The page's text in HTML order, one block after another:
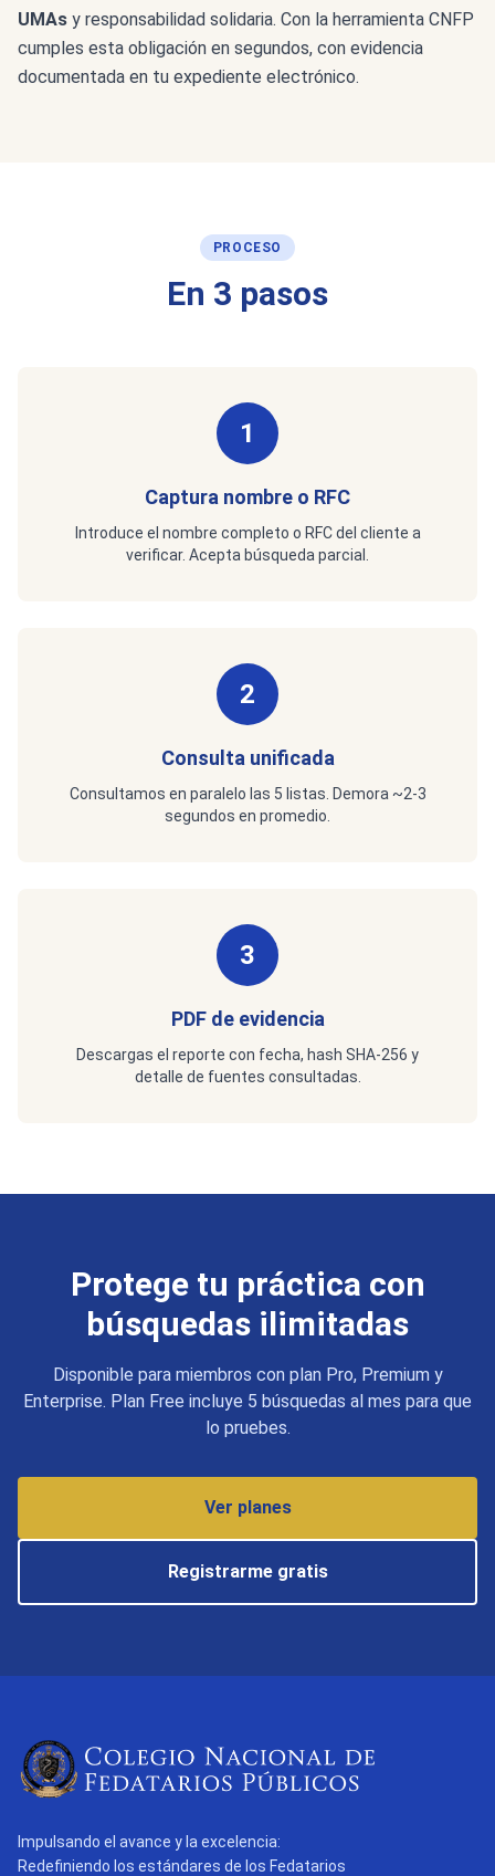
UMAs y responsabilidad solidaria. Con la herramienta CNFP
cumples esta obligación en segundos, con evidencia
documentada en tu expediente electrónico.
PROCESO
En 3 pasos
1
Captura nombre o RFC
Introduce el nombre completo o RFC del cliente a
verificar. Acepta búsqueda parcial.
2
Consulta unificada
Consultamos en paralelo las 5 listas. Demora ~2-3
segundos en promedio.
3
PDF de evidencia
Descargas el reporte con fecha, hash SHA-256 y
detalle de fuentes consultadas.
Protege tu práctica con
búsquedas ilimitadas
Disponible para miembros con plan Pro, Premium y
Enterprise. Plan Free incluye 5 búsquedas al mes para que
lo pruebes.
Ver planes
Registrarme gratis
Impulsando el avance y la excelencia:
Redefiniendo los estándares de los Fedatarios